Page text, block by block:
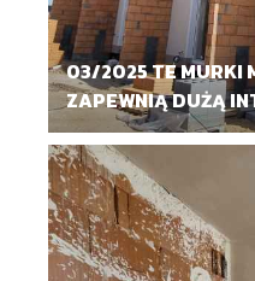
03/2025 TE MURKI
ZAPEWNIĄ DUŻĄ